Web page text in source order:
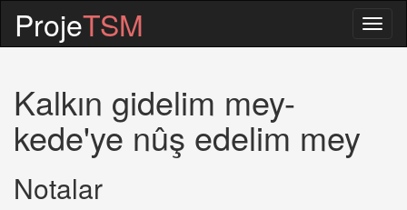
ProjeTSM
Kalkın gidelim mey-
kede'ye nûş edelim mey
Notalar